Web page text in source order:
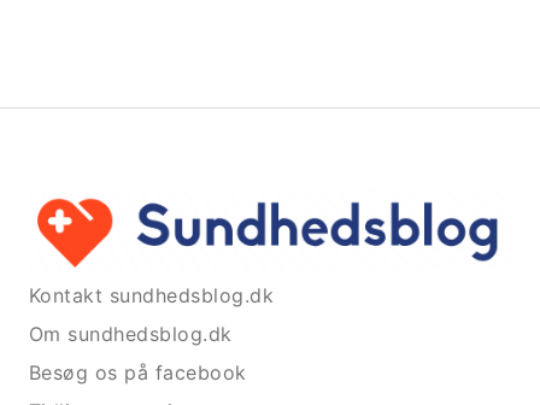
Kontakt sundhedsblog.dk
Om sundhedsblog.dk
Besøg os på facebook